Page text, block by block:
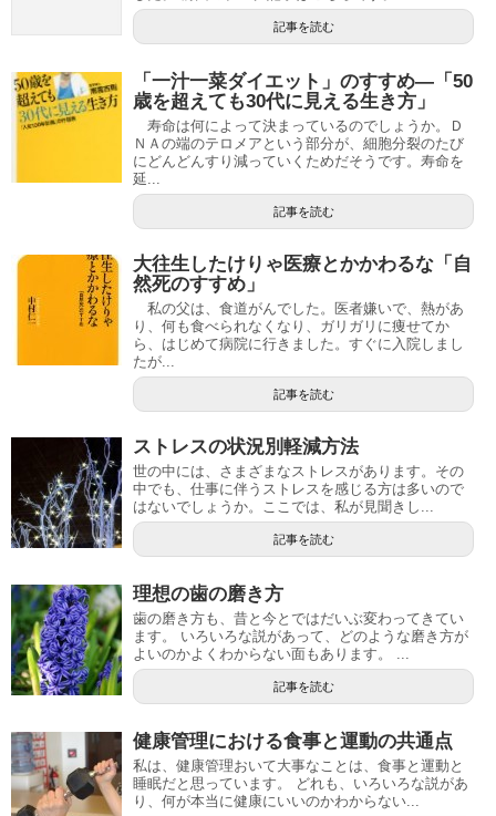
記事を読む
「一汁一菜ダイエット」のすすめ―「50
歳を超えても30代に見える生き方」
寿命は何によって決まっているのでしょうか。Ｄ
ＮＡの端のテロメアという部分が、細胞分裂のたび
にどんどんすり減っていくためだそうです。寿命を
延...
記事を読む
大往生したけりゃ医療とかかわるな「自
然死のすすめ」
私の父は、食道がんでした。医者嫌いで、熱があ
り、何も食べられなくなり、ガリガリに痩せてか
ら、はじめて病院に行きました。すぐに入院しまし
たが...
記事を読む
ストレスの状況別軽減方法
世の中には、さまざまなストレスがあります。その
中でも、仕事に伴うストレスを感じる方は多いので
はないでしょうか。ここでは、私が見聞きし...
記事を読む
理想の歯の磨き方
歯の磨き方も、昔と今とではだいぶ変わってきてい
ます。 いろいろな説があって、どのような磨き方が
よいのかよくわからない面もあります。 ...
記事を読む
健康管理における食事と運動の共通点
私は、健康管理おいて大事なことは、食事と運動と
睡眠だと思っています。 どれも、いろいろな説があ
り、何が本当に健康にいいのかわからない...